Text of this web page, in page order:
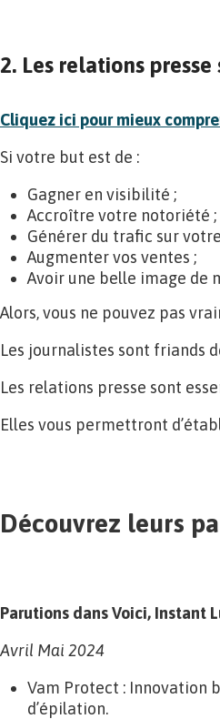
2. Les relations
Cliquez ici pour mieux
Si votre but est de :
Gagner en visibilité ;
Accroître votre notoriété ;
Générer du trafic sur
Augmenter vos ventes ;
Avoir une belle image de
Alors, vous ne pouvez pas
Les journalistes sont friands
Les relations presse sont
Elles vous permettront
Découvrez leurs
Parutions dans Voici, Instant
Avril Mai 2024
Vam Protect : Innovation
d’épilation.